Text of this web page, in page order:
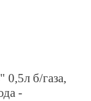
б/газа,
-